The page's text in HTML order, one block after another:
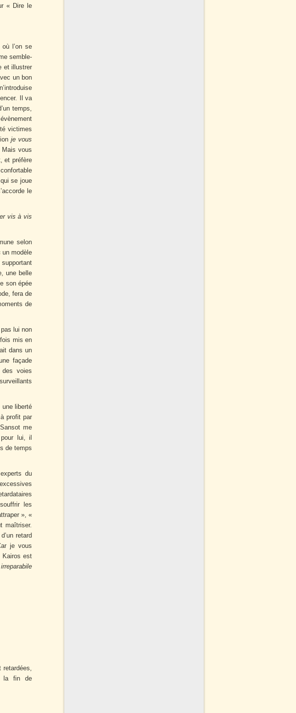
« Dire le
l’on se
semble-
et illustrer
un bon
Il va
temps,
victimes
je vous
Mais vous
et préfère
se joue
le
vis à vis
selon
un modèle
une belle
son épée
fera de
de
lui non
mis en
dans un
façade
voies
une liberté
profit par
me
lui, il
de temps
du
les
», «
maîtriser.
retard
je vous
Kairos est
retardées,
la fin de